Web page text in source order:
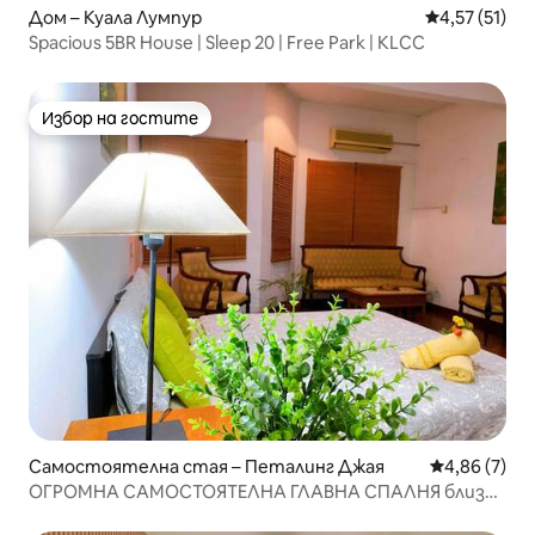
Дом – Куала Лумпур Средна
4,57 (51)
Spacious 5BR House | Sleep 20 | Free Park | KLCC
Избор на гостите
Избор на гостите
Самостоятелна стая – Петалинг Джая Средна
4,86 (7)
ОГРОМНА САМОСТОЯТЕЛНА ГЛАВНА СПАЛНЯ близо